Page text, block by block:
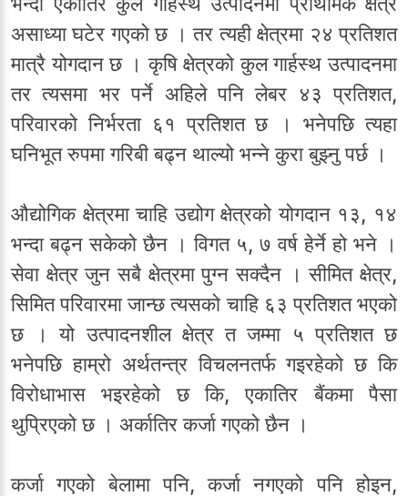
असाध्या घटेर गएको छ । तर त्यही क्षेत्रमा २४ प्रतिशत
मात्रै योगदान छ । कृषि क्षेत्रको कुल गार्हस्थ उत्पादनमा
तर त्यसमा भर पर्ने अहिले पनि लेबर ४३ प्रतिशत,
परिवारको निर्भरता ६१ प्रतिशत छ । भनेपछि त्यहा
घनिभूत रुपमा गरिबी बढ्न थाल्यो भन्ने कुरा बुझ्नु पर्छ ।
औद्योगिक क्षेत्रमा चाहि उद्योग क्षेत्रको योगदान १३, १४
भन्दा बढ्न सकेको छैन । विगत ५, ७ वर्ष हेर्ने हो भने ।
सेवा क्षेत्र जुन सबै क्षेत्रमा पुग्न सक्दैन । सीमित क्षेत्र,
सिमित परिवारमा जान्छ त्यसको चाहि ६३ प्रतिशत भएको
छ । यो उत्पादनशील क्षेत्र त जम्मा ५ प्रतिशत छ
भनेपछि हाम्रो अर्थतन्त्र विचलनतर्फ गइरहेको छ कि
विरोधाभास भइरहेको छ कि, एकातिर बैंकमा पैसा
थुप्रिएको छ । अर्कातिर कर्जा गएको छैन ।
कर्जा गएको बेलामा पनि, कर्जा नगएको पनि होइन,